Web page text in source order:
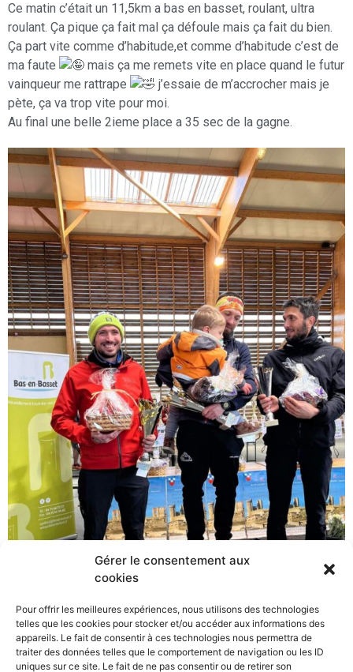
Gérer le consentement aux
cookies
Pour offrir les meilleures expériences, nous utilisons des technologies
telles que les cookies pour stocker et/ou accéder aux informations des
appareils. Le fait de consentir à ces technologies nous permettra de
traiter des données telles que le comportement de navigation ou les ID
uniques sur ce site. Le fait de ne pas consentir ou de retirer son
Ce matin c’était un 11,5km a bas en basset, roulant, ultra
roulant. Ça pique ça fait mal ça défoule mais ça fait du bien.
Ça part vite comme d’habitude,et comme d’habitude c’est de
ma faute
mais ça me remets vite en place quand le futur
vainqueur me rattrape
j’essaie de m’accrocher mais je
pète, ça va trop vite pour moi.
Au final une belle 2ieme place a 35 sec de la gagne.